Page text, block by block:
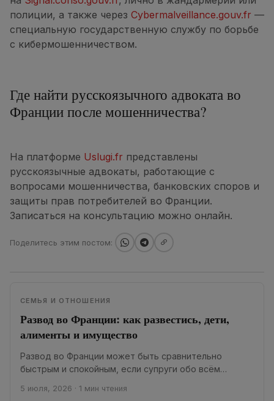
полиции, а также через Cybermalveillance.gouv.fr —
специальную государственную службу по борьбе
с кибермошенничеством.
Где найти русскоязычного адвоката во
Франции после мошенничества?
На платформе Uslugi.fr представлены
русскоязычные адвокаты, работающие с
вопросами мошенничества, банковских споров и
защиты прав потребителей во Франции.
Записаться на консультацию можно онлайн.
Поделитесь этим постом:
СЕМЬЯ И ОТНОШЕНИЯ
Развод во Франции: как развестись, дети,
алименты и имущество
Развод во Франции может быть сравнительно
быстрым и спокойным, если супруги обо всём
остаются...
5 июля, 2026 · 1 мин чтения